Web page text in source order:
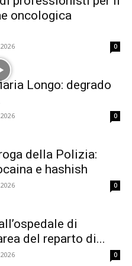
oncologica
0
Longo: degrado
0
della Polizia:
e hashish
0
di
del reparto di...
0